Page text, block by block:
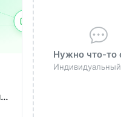
Нужно что-то
Индивидуальный